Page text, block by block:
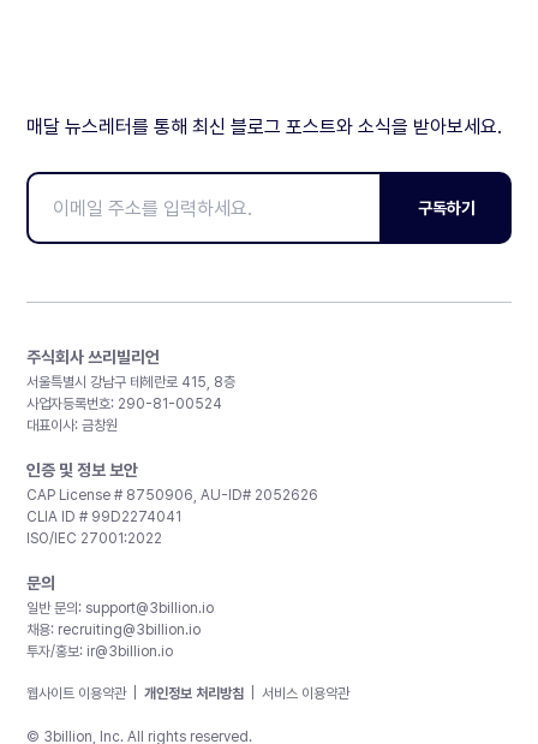
매달 뉴스레터를 통해 최신 블로그 포스트와 소식을 받아보세요.
구독하기
주식회사 쓰리빌리언
서울특별시 강남구 테헤란로 415, 8층
사업자등록번호: 290-81-00524
대표이사: 금창원
인증 및 정보 보안
CAP License # 8750906, AU-ID# 2052626
CLIA ID # 99D2274041
ISO/IEC 27001:2022
문의
일반 문의: support@3billion.io
채용: recruiting@3billion.io
투자/홍보: ir@3billion.io
웹사이트 이용약관 개인정보 처리방침 서비스 이용약관
© 3billion, Inc. All rights reserved.